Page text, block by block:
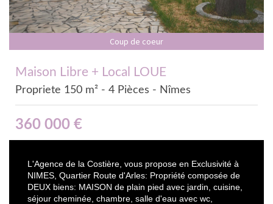
Coup de coeur
Maison Libre + Local LOUE
Propriete 150 m² - 4 Pièces - Nîmes
360 000 €
L'Agence de la Costière, vous propose en Exclusivité à
NIMES, Quartier Route d'Arles: Propriété composée de
DEUX biens: MAISON de plain pied avec jardin, cuisine,
séjour cheminée, chambre, salle d'eau avec wc,